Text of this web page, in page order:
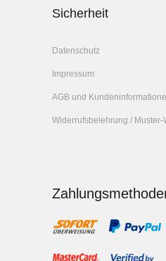
Sicherheit
Datenschutz
Impressum
AGB und
Widerrufsbelehrung /